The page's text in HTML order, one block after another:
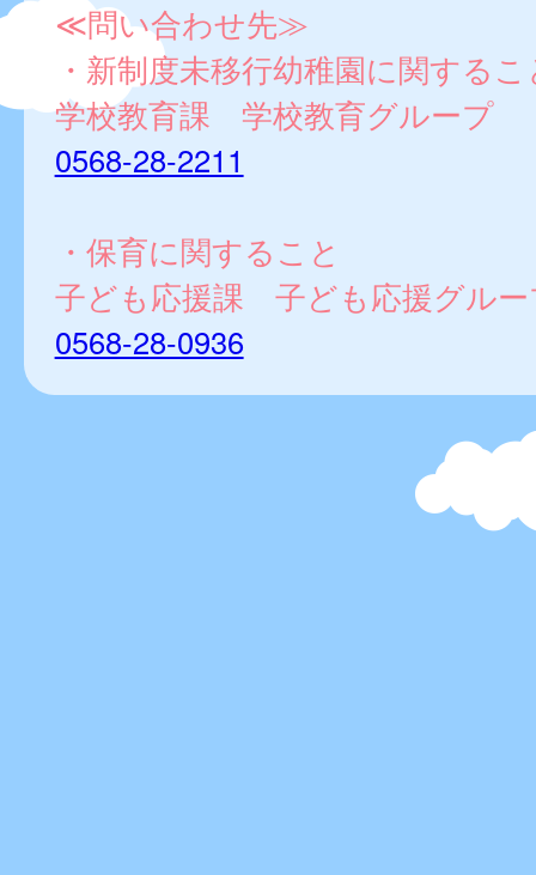
≪問い合わせ先≫
・新制度未移行幼稚園に関するこ
学校教育課 学校教育グループ
0568-28-2211
・保育に関すること
子ども応援課 子ども応援グルー
0568-28-0936